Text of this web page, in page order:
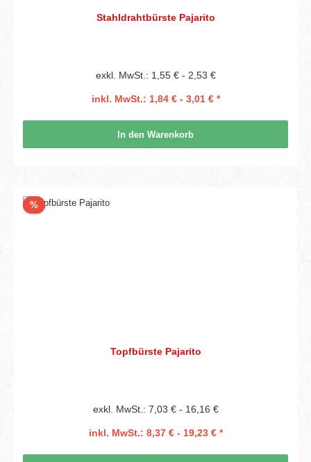
Stahldrahtbürste Pajarito
exkl. MwSt.: 1,55 € - 2,53 €
inkl. MwSt.: 1,84 € - 3,01 € *
In den Warenkorb
%Rabatt
Topfbürste Pajarito
exkl. MwSt.: 7,03 € - 16,16 €
inkl. MwSt.: 8,37 € - 19,23 € *